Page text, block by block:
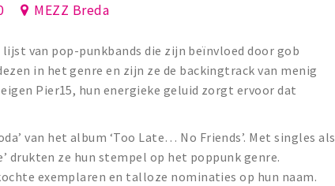
MEZZ Breda
van pop-punkbands die zijn beïnvloed door gob
in het genre en zijn ze de backingtrack van menig
Pier15, hun energieke geluid zorgt ervoor dat
van het album ‘Too Late… No Friends’. Met singles als
drukten ze hun stempel op het poppunk genre.
exemplaren en talloze nominaties op hun naam.